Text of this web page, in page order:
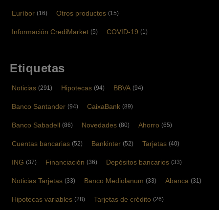
Euríbor (16) Otros productos (15)
Información CrediMarket (5) COVID-19 (1)
Etiquetas
Noticias (291) Hipotecas (94) BBVA (94)
Banco Santander (94) CaixaBank (89)
Banco Sabadell (86) Novedades (80) Ahorro (65)
Cuentas bancarias (52) Bankinter (52) Tarjetas (40)
ING (37) Financiación (36) Depósitos bancarios (33)
Noticias Tarjetas (33) Banco Mediolanum (33) Abanca (31)
Hipotecas variables (28) Tarjetas de crédito (26)